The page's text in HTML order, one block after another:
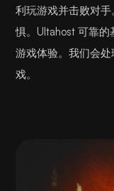
利玩游戏并击败对
惧。Ultahost 可靠
游戏体验。我们会
戏。